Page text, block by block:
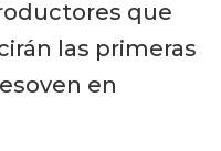
que
las primeras
en